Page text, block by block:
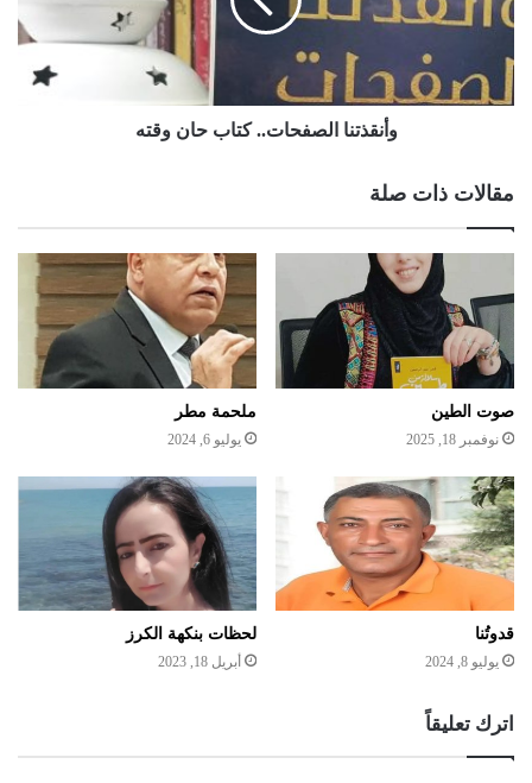
وأنقذتنا الصفحات.. كتاب حان وقته
مقالات ذات صلة
صوت الطين
نوفمبر 18, 2025
ملحمة مطر
يوليو 6, 2024
قدوتُنا
يوليو 8, 2024
لحظات بنكهة الكرز
أبريل 18, 2023
اترك تعليقاً